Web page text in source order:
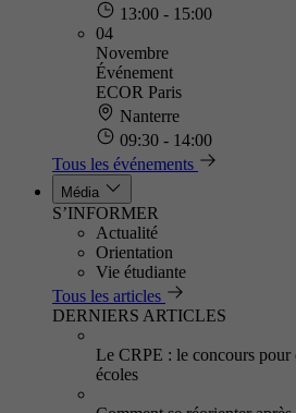
13:00 - 15:00
04
Novembre
Événement
ECOR Paris
Nanterre
09:30 - 14:00
Tous les événements
Média
S’INFORMER
Actualité
Orientation
Vie étudiante
Tous les articles
DERNIERS ARTICLES
Le CRPE : le concours pour
écoles